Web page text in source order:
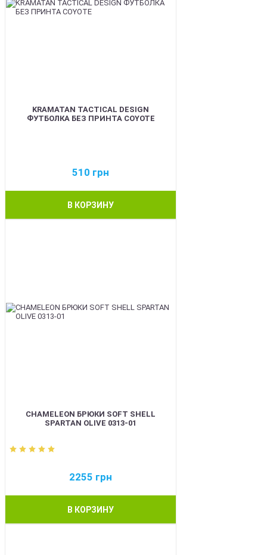
KRAMATAN TACTICAL DESIGN
ФУТБОЛКА БЕЗ ПРИНТА COYOTE
510 грн
В КОРЗИНУ
CHAMELEON БРЮКИ SOFT SHELL
SPARTAN OLIVE 0313-01
2255 грн
В КОРЗИНУ